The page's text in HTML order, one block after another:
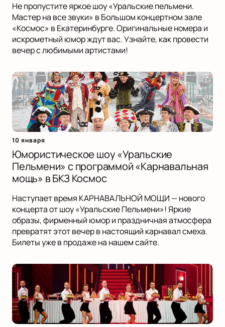
Не пропустите яркое шоу «Уральские пельмени.
Мастер на все звуки» в Большом концертном зале
«Космос» в Екатеринбурге. Оригинальные номера и
искрометный юмор ждут вас. Узнайте, как провести
вечер с любимыми артистами!
10 января
Юмористическое шоу «Уральские
Пельмени» с программой «Карнавальная
мощь» в БКЗ Космос
Наступает время КАРНАВАЛЬНОЙ МОЩИ — нового
концерта от шоу «Уральские Пельмени»! Яркие
образы, фирменный юмор и праздничная атмосфера
превратят этот вечер в настоящий карнавал смеха.
Билеты уже в продаже на нашем сайте.